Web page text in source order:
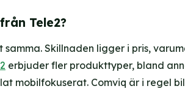
Tele2?
samma. Skillnaden ligger i pris,
erbjuder fler produkttyper, bland
mobilfokuserat. Comviq är i regel